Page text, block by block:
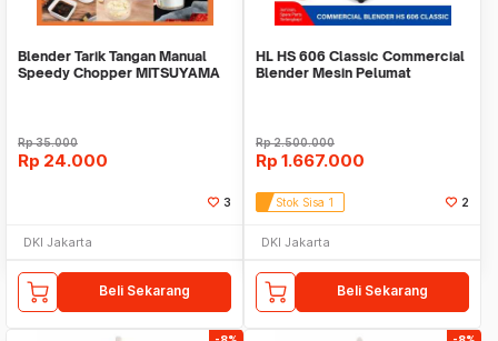
Blender Tarik Tangan Manual
Speedy Chopper MITSUYAMA
Rp35.000
Rp 24.000
3
DKI Jakarta
Beli Sekarang
HL HS 606 Classic Commercial
Blender Mesin Pelumat
Rp2.500.000
Rp 1.667.000
Stok Sisa 1 2
DKI Jakarta
Beli Sekarang